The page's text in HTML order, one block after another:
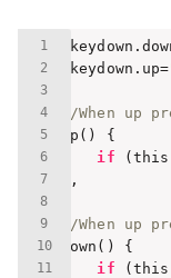
@keydown.up=
//When up
up() {
if
},
//When up
down() {
if